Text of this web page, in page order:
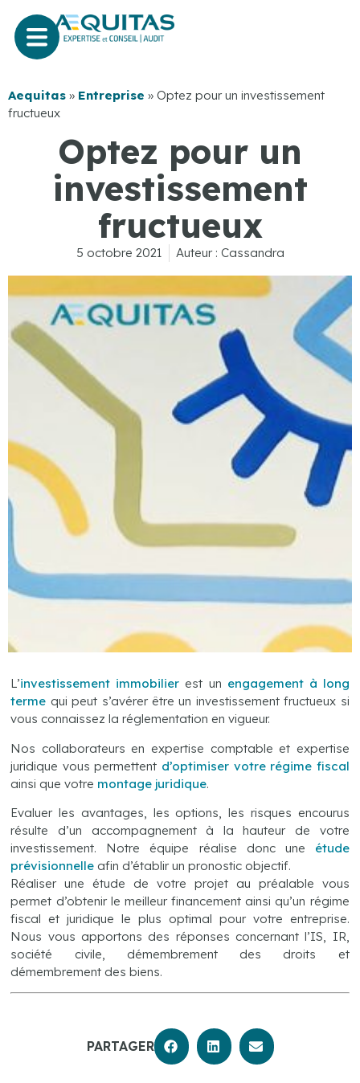
Aequitas » Entreprise » Optez pour un investissement
fructueux
Optez pour un
investissement
fructueux
5 octobre 2021 Auteur : Cassandra
L’investissement immobilier est un engagement à long
terme qui peut s’avérer être un investissement fructueux si
vous connaissez la réglementation en vigueur.
Nos collaborateurs en expertise comptable et expertise
juridique vous permettent d’optimiser votre régime fiscal
ainsi que votre montage juridique.
Evaluer les avantages, les options, les risques encourus
résulte d’un accompagnement à la hauteur de votre
investissement. Notre équipe réalise donc une étude
prévisionnelle afin d’établir un pronostic objectif.
Réaliser une étude de votre projet au préalable vous
permet d’obtenir le meilleur financement ainsi qu’un régime
fiscal et juridique le plus optimal pour votre entreprise.
Nous vous apportons des réponses concernant l’IS, IR,
société civile, démembrement des droits et
démembrement des biens.
PARTAGER